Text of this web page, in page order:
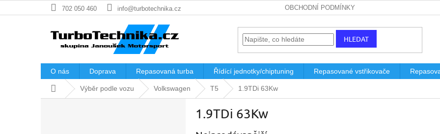
na
702 050 460 info@turbotechnika.cz OBCHODNÍ PODMÍNKY
HLEDAT
O nás Doprava Repasovaná turba Řídící jednotky/chiptuning Repasované vstřikovače
Domů Výběr podle vozu Volkswagen T5 1.9TDi 63Kw
1.9TDi 63Kw